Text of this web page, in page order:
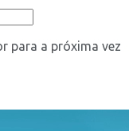
para a próxima vez